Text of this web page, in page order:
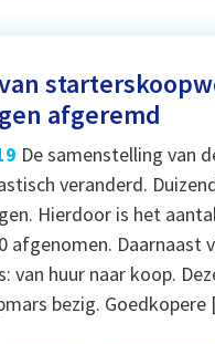
afgeremd
De samenstelling van
veranderd.
Hierdoor is het
afgenomen.
van huur naar koop.
bezig.